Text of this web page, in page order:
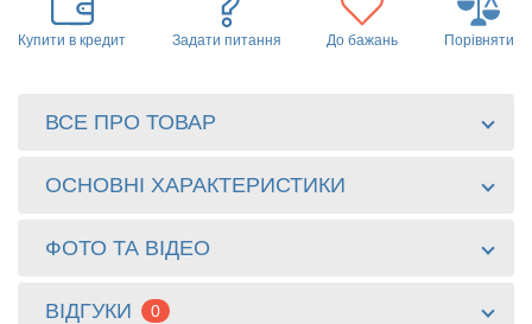
Купити в кредит Задати питання До бажань Порівняти
ВСЕ ПРО ТОВАР
ОСНОВНІ ХАРАКТЕРИСТИКИ
ФОТО ТА ВІДЕО
ВІДГУКИ 0